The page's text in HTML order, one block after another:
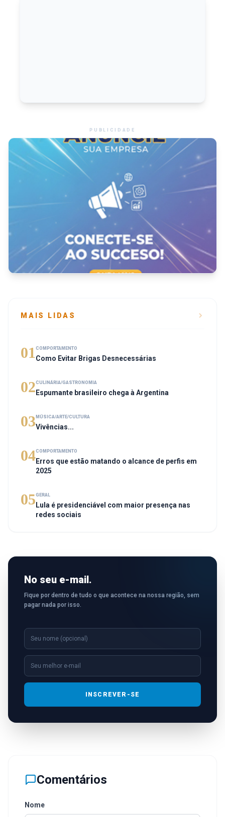
PUBLICIDADE
MAIS LIDAS
01 COMPORTAMENTO
Como Evitar Brigas Desnecessárias
02CULINÁRIA/GASTRONOMIA
Espumante brasileiro chega à Argentina
03 MÚSICA/ARTE/CULTURA
Vivências...
04COMPORTAMENTO
Erros que estão matando o alcance de perfis em
2025
05GERAL
Lula é presidenciável com maior presença nas
redes sociais
No seu e-mail.
Fique por dentro de tudo o que acontece na nossa região, sem
pagar nada por isso.
INSCREVER-SE
Comentários
Nome